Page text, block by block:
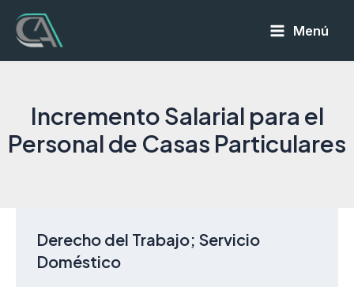
contenido
Menú
Incremento Salarial para el
Personal de Casas Particulares
Derecho del Trabajo; Servicio
Doméstico